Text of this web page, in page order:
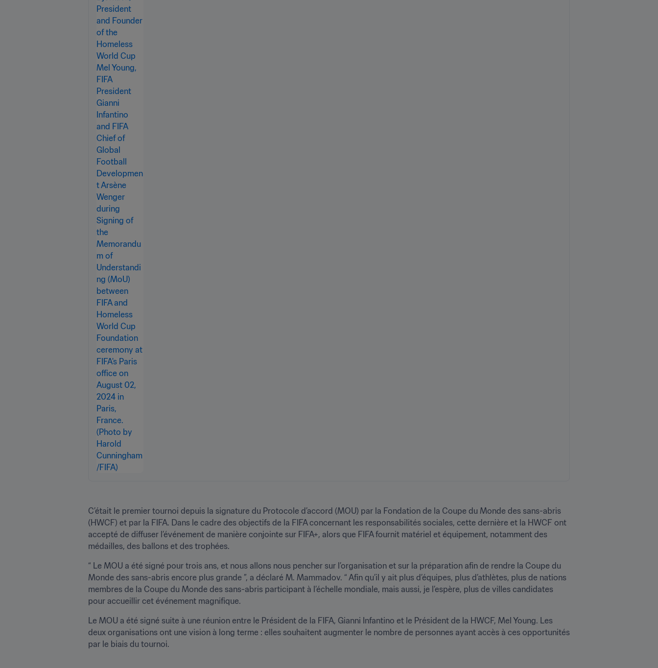
C’était le premier tournoi depuis la signature du Protocole d’accord (MOU) par la Fondation de la Coupe du Monde des sans-abris
(HWCF) et par la FIFA. Dans le cadre des objectifs de la FIFA concernant les responsabilités sociales, cette dernière et la HWCF ont
accepté de diffuser l’événement de manière conjointe sur FIFA+, alors que FIFA fournit matériel et équipement, notamment des
médailles, des ballons et des trophées.
“ Le MOU a été signé pour trois ans, et nous allons nous pencher sur l’organisation et sur la préparation afin de rendre la Coupe du
Monde des sans-abris encore plus grande ”, a déclaré M. Mammadov. “ Afin qu’il y ait plus d’équipes, plus d’athlètes, plus de nations
membres de la Coupe du Monde des sans-abris participant à l’échelle mondiale, mais aussi, je l’espère, plus de villes candidates
pour accueillir cet événement magnifique.
Le MOU a été signé suite à une réunion entre le Président de la FIFA, Gianni Infantino et le Président de la HWCF, Mel Young. Les
deux organisations ont une vision à long terme : elles souhaitent augmenter le nombre de personnes ayant accès à ces opportunités
par le biais du tournoi.